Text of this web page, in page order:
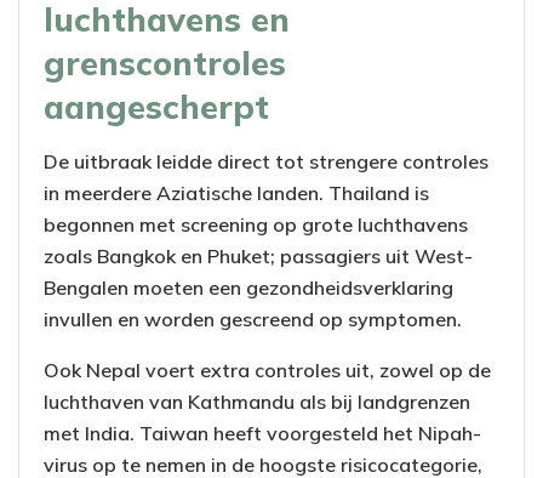
luchthavens en
grenscontroles
aangescherpt
De uitbraak leidde direct tot strengere controles
in meerdere Aziatische landen. Thailand is
begonnen met screening op grote luchthavens
zoals Bangkok en Phuket; passagiers uit West-
Bengalen moeten een gezondheidsverklaring
invullen en worden gescreend op symptomen.
Ook Nepal voert extra controles uit, zowel op de
luchthaven van Kathmandu als bij landgrenzen
met India. Taiwan heeft voorgesteld het Nipah-
virus op te nemen in de hoogste risicocategorie,